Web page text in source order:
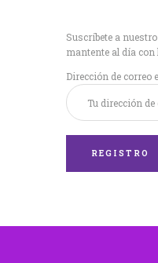
Suscríbete a
mantente al día con
Dirección de correo